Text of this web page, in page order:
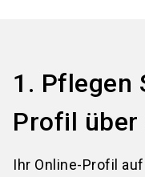
1. Pflegen
Profil über
Ihr Online-Profil